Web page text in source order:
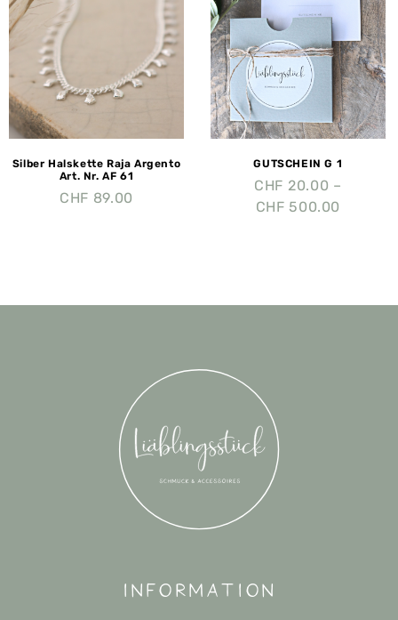
Silber Halskette Raja Argento
Art. Nr. AF 61
CHF 89.00
GUTSCHEIN G 1
CHF 20.00 –
CHF 500.00
Information